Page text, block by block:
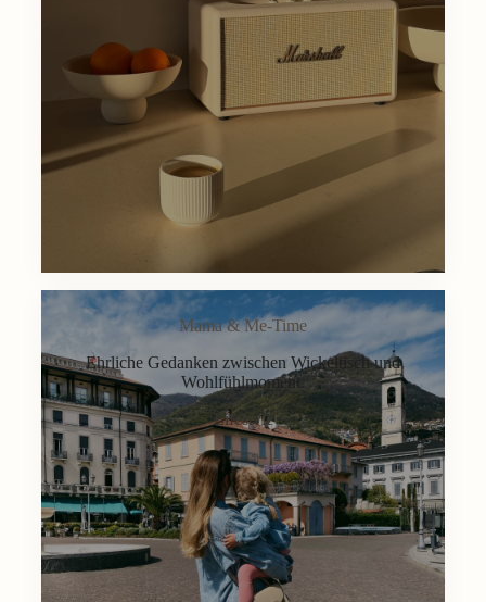
Mama & Me-Time
Ehrliche Gedanken zwischen Wickeltisch und
Wohlfühlmoment.
Lifestyle